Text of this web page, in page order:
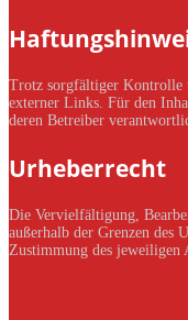
Trotz sorgfältiger Kontrolle
externer Links. Für den
deren Betreiber
Urheberrecht
Die Vervielfältigung,
außerhalb der Grenzen des
Zustimmung des jeweiligen